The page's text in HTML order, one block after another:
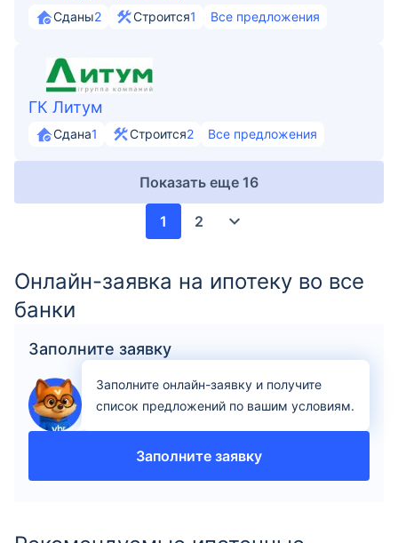
Сданы2 Строится1 Все предложения
ГК Литум
Сдана1 Строится2 Все предложения
Показать еще 16
1 2
Онлайн-заявка на ипотеку во все
банки
Заполните заявку
Заполните онлайн-заявку и получите
список предложений по вашим условиям.
Заполните заявку